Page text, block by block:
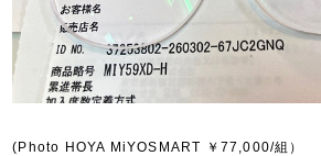
(Photo HOYA MiYOSMART ￥77,000/組）